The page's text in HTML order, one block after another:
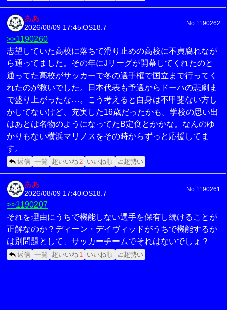
ああ
2026/08/09 17:45iOS18.7
No.1190262
>>1190260
志望していた高校に落ちて滑り止めの高校に不貞腐れなが
ら通ってました。その年にJリーグが開幕してくれたのと
通ってた高校がサッカーで冬の選手権で国立まで行ってく
れたのが救いでした。日本代表も予選からドーハの悲劇ま
で盛り上がったな…。こう考えると自身は不甲斐ない方し
かしてないけど、充実した16歳だったかも。学校の思い出
はあとは名物のようになってたB定食とかかな。なんのゆ
かりもない横浜マリノスをその時からずっと応援してま
す。
返信 一覧 超いいね2 いいね順 📈超勢い
ああ
2026/08/09 17:40iOS18.7
No.1190261
>>1190207
それを理由にうちで機能しない選手を保有し続けることが
正解なのか？ディーン・デイヴィッドがうちで機能するか
は別問題として、サッカーチームでそれはないでしょ？
返信 一覧 超いいね 1 いいね順 📈超勢い